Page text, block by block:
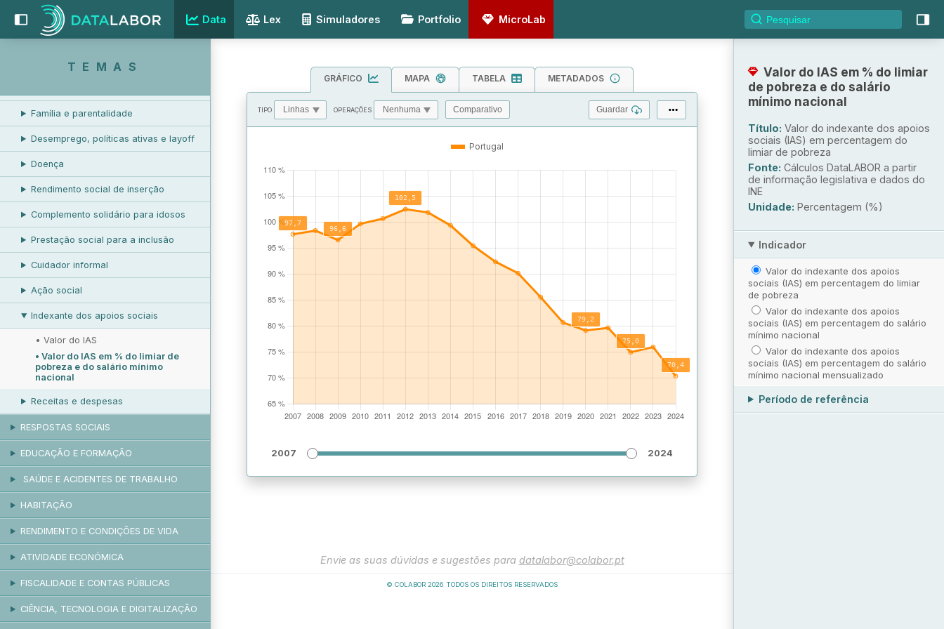
Data Lex Simuladores Portfolio MicroLab
TEMAS
REMUNERAÇÃO
RELAÇÕES LABORAIS
PROTEÇÃO SOCIAL
Família e parentalidade
Desemprego, políticas ativas e layoff
Doença
Rendimento social de inserção
Complemento solidário para idosos
Prestação social para a inclusão
Cuidador informal
Ação social
Indexante dos apoios sociais
• Valor do IAS
• Valor do IAS em % do limiar de
pobreza e do salário mínimo
nacional
Receitas e despesas
RESPOSTAS SOCIAIS
EDUCAÇÃO E FORMAÇÃO
SAÚDE E ACIDENTES DE TRABALHO
HABITAÇÃO
RENDIMENTO E CONDIÇÕES DE VIDA
ATIVIDADE ECONÓMICA
FISCALIDADE E CONTAS PÚBLICAS
CIÊNCIA, TECNOLOGIA E DIGITALIZAÇÃO
GRÁFICO MAPA TABELA METADADOS
TIPO OPERAÇÕES Comparativo Guardar
Portugal
2007 2024
Envie as suas dúvidas e sugestões para datalabor@colabor.pt
© COLABOR 2026 TODOS OS DIREITOS RESERVADOS
Valor do IAS em % do limiar
de pobreza e do salário
mínimo nacional
Título: Valor do indexante dos apoios
sociais (IAS) em percentagem do
limiar de pobreza
Fonte: Cálculos DataLABOR a partir
de informação legislativa e dados do
INE
Unidade: Percentagem (%)
Indicador
Valor do indexante dos apoios
sociais (IAS) em percentagem do limiar
de pobreza
Valor do indexante dos apoios
sociais (IAS) em percentagem do salário
mínimo nacional
Valor do indexante dos apoios
sociais (IAS) em percentagem do salário
mínimo nacional mensualizado
Período de referência